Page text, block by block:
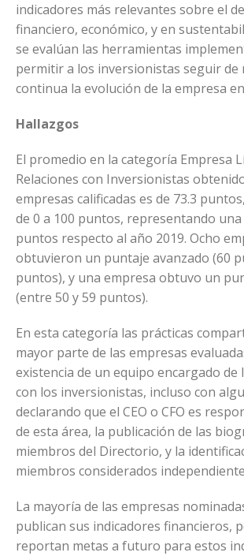
indicadores más relevantes sobre el
financiero, económico, y en
se evalúan las herramientas
permitir a los inversionistas seguir de
continua la evolución de la empresa
Hallazgos
El promedio en la categoría Empresa
Relaciones con Inversionistas
empresas calificadas es de 73.3
de 0 a 100 puntos, representando
puntos respecto al año 2019. Ocho
obtuvieron un puntaje avanzado (60
puntos), y una empresa obtuvo un
(entre 50 y 59 puntos).
En esta categoría las prácticas
mayor parte de las empresas
existencia de un equipo encargado de
con los inversionistas, incluso con
declarando que el CEO o CFO es
de esta área, la publicación de las
miembros del Directorio, y la
miembros considerados
La mayoría de las empresas
publican sus indicadores financieros,
reportan metas a futuro para estos